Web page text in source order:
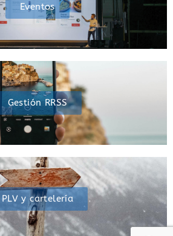
Eventos
Gestión RRSS
PLV y cartelería